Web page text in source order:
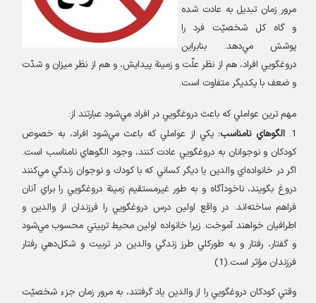
مرور زمان تبديل به عادت شده
و گاه كل شخصيّت فرد را
پوشش مي‌دهد. بنابراين
دروغگويي افراد، هم از نظر علّت و زمينة پيدايش، و هم از نظر ميزان و شدّت
و ضعف با يكديگر متفاوت است.
مهم ترين عواملي كه باعث دروغگويي در افراد مي‌شود عبارتند از
الگوهاي نامناسب: يكي از عواملي كه باعث مي‌شود افراد، به خصوص
كودكان و نوجوانان به دروغگويي عادت كنند، وجود الگوهاي نامناسب است.
اگر در خانواده‌اي والدين يا ديگر كساني كه با كودك و نوجوان زندگي مي‌كنند
دروغ بگويند، ناخودآگاه و به طور غيرمستقيم زمينة دروغگويي را براي آنان
فراهم ساخته‌اند. در واقع اولين درس دروغگويي را فرزندان از والدين و
اطرافيان خواهند آموخت. زيرا خانواده اولين محيط تربيتي محسوب مي‌شود
و گفتار، رفتار و به طوركلي طرز زندگي والدين در تربيت و شكل‌دهي رفتار
فرزندان مؤثر است.(1 )
وقتي كودكان دروغگويي را از والدين ياد گرفتند، به مرور زمان جزء شخصيّت